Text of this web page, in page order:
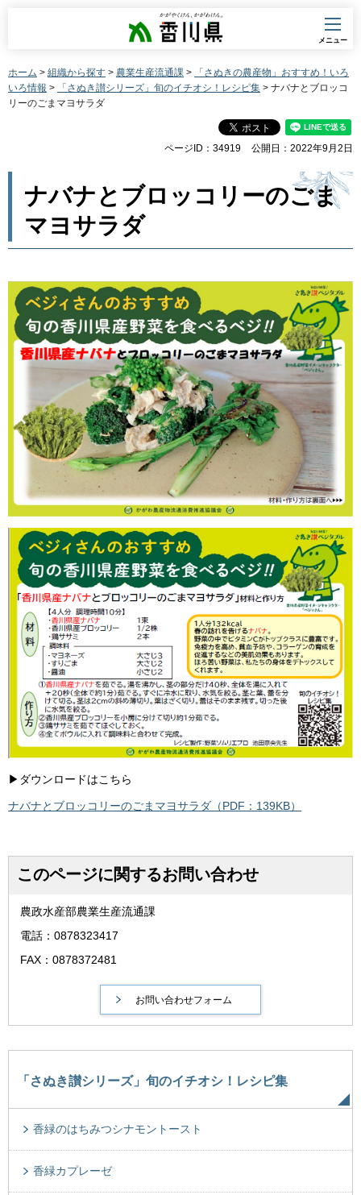
香川県
メニュー
ホーム > 組織から探す > 農業生産流通課 >
「さぬきの農産物」おすすめ！いろ
いろ情報 > 「さぬき讃シリーズ」旬のイチオシ！レシピ集 > ナバナとブロッコ
リーのごまマヨサラダ
ページID：34919 公開日：2022年9月2日
ナバナとブロッコリーのごま
マヨサラダ
▶ダウンロードはこちら
ナバナとブロッコリーのごまマヨサラダ（PDF：139KB）
このページに関するお問い合わせ
農政水産部農業生産流通課
電話：0878323417
FAX：0878372481
「さぬき讃シリーズ」旬のイチオシ！レシピ集
香緑のはちみつシナモントースト
香緑カプレーゼ